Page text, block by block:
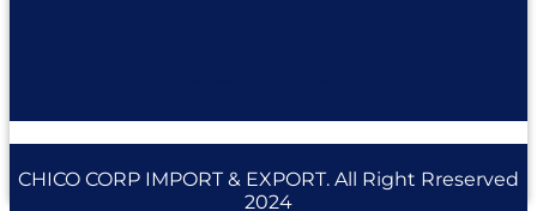
CHICO CORP IMPORT & EXPORT. All Right Rreserved
2024